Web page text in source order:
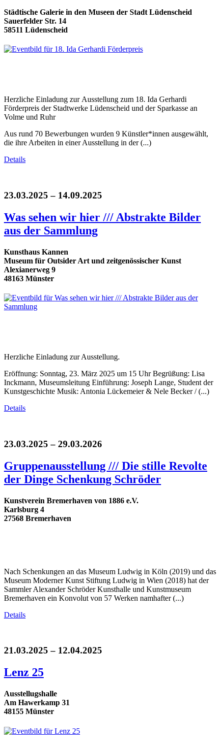
Städtische Galerie in den Museen der Stadt Lüdenscheid
Sauerfelder Str. 14
58511 Lüdenscheid
Herzliche Einladung zur Ausstellung zum 18. Ida Gerhardi
Förderpreis der Stadtwerke Lüdenscheid und der Sparkasse an
Volme und Ruhr
Aus rund 70 Bewerbungen wurden 9 Künstler*innen ausgewählt,
die ihre Arbeiten in einer Ausstellung in der (...)
Details
23.03.2025 – 14.09.2025
Was sehen wir hier /// Abstrakte Bilder
aus der Sammlung
Kunsthaus Kannen
Museum für Outsider Art und zeitgenössischer Kunst
Alexianerweg 9
48163 Münster
Herzliche Einladung zur Ausstellung.
Eröffnung: Sonntag, 23. März 2025 um 15 Uhr Begrüßung: Lisa
Inckmann, Museumsleitung Einführung: Joseph Lange, Student der
Kunstgeschichte Musik: Antonia Lückemeier & Nele Becker / (...)
Details
23.03.2025 – 29.03.2026
Gruppenausstellung /// Die stille Revolte
der Dinge Schenkung Schröder
Kunstverein Bremerhaven von 1886 e.V.
Karlsburg 4
27568 Bremerhaven
Nach Schenkungen an das Museum Ludwig in Köln (2019) und das
Museum Moderner Kunst Stiftung Ludwig in Wien (2018) hat der
Sammler Alexander Schröder Kunsthalle und Kunstmuseum
Bremerhaven ein Konvolut von 57 Werken namhafter (...)
Details
21.03.2025 – 12.04.2025
Lenz 25
Ausstellugshalle
Am Hawerkamp 31
48155 Münster